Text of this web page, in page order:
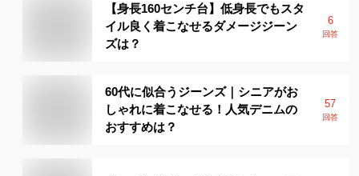
【身長160センチ台】低身長でもスタ
イル良く着こなせるダメージジーン
ズは？
6
回答
60代に似合うジーンズ｜シニアがお
しゃれに着こなせる！人気デニムの
おすすめは？
57
回答